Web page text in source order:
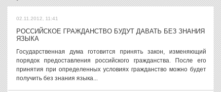
02.11.2012, 11:41
РОССИЙСКОЕ ГРАЖДАНСТВО БУДУТ ДАВАТЬ БЕЗ ЗНАНИЯ
ЯЗЫКА
Государственная дума готовится принять закон, изменяющий
порядок предоставления российского гражданства. После его
принятия при определенных условиях гражданство можно будет
получить без знания языка...